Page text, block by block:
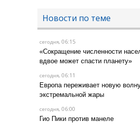
Новости по теме
сегодня, 06:15
«Сокращение численности
вдвое может спасти планету»
сегодня, 06:11
Европа переживает новую
экстремальной жары
сегодня, 06:00
Гио Пики против манеле